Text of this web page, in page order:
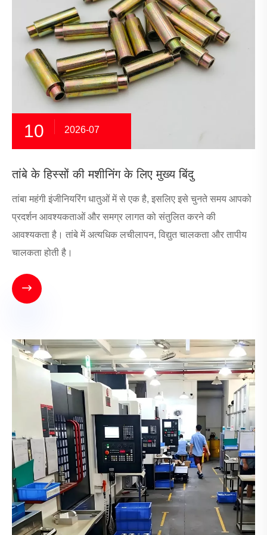
10 2026-07
तांबे के हिस्सों की मशीनिंग के लिए मुख्य बिंदु
तांबा महंगी इंजीनियरिंग धातुओं में से एक है, इसलिए इसे चुनते समय आपको
प्रदर्शन आवश्यकताओं और समग्र लागत को संतुलित करने की
आवश्यकता है। तांबे में अत्यधिक लचीलापन, विद्युत चालकता और तापीय
चालकता होती है।
